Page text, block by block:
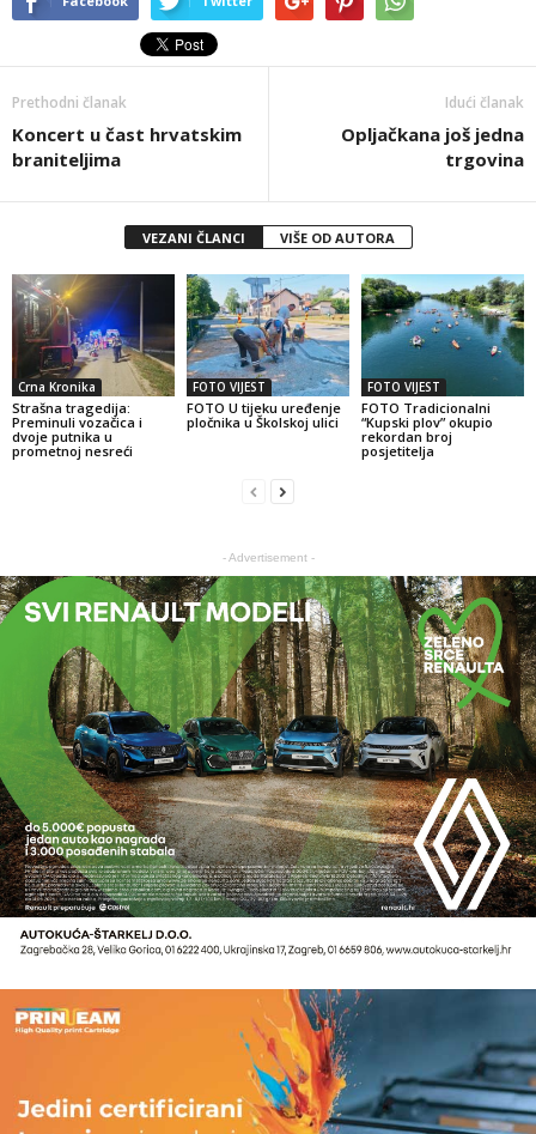
Prethodni članak
Koncert u čast hrvatskim
braniteljima
Idući članak
Opljačkana još jedna
trgovina
VEZANI ČLANCI VIŠE OD AUTORA
Crna Kronika
Strašna tragedija:
Preminuli vozačica i
dvoje putnika u
prometnoj nesreći
FOTO VIJEST
FOTO U tijeku uređenje
pločnika u Školskoj ulici
FOTO VIJEST
FOTO Tradicionalni
“Kupski plov” okupio
rekordan broj
posjetitelja
- Advertisement -